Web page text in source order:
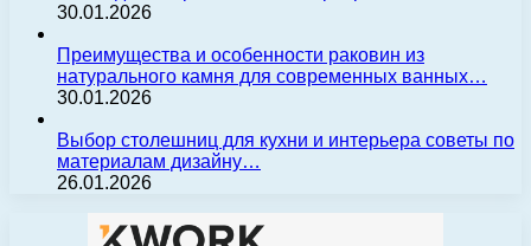
30.01.2026
Преимущества и особенности раковин из
натурального камня для современных ванных…
30.01.2026
Выбор столешниц для кухни и интерьера советы по
материалам дизайну…
26.01.2026